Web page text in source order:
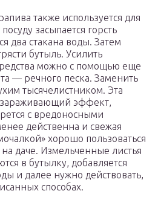
также используется для
засыпается горсть
два стакана воды. Затем
бутыль. Усилить
можно с помощью еще
— речного песка. Заменить
тысячелистником. Эта
эффект,
с вредоносными
действенна и свежая
хорошо пользоваться
даче. Измельченные листья
в бутылку, добавляется
и далее нужно действовать,
способах.